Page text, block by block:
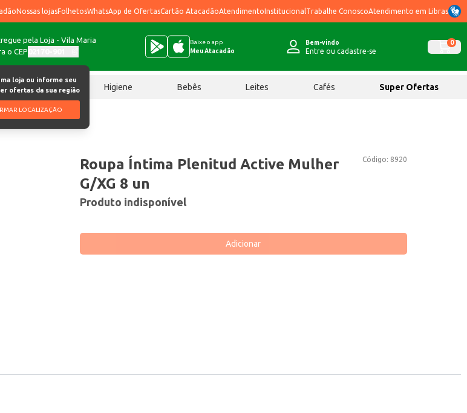
Nossas lojasFolhetosWhatsApp de OfertasCartão AtacadãoAtendimentoInstitucional Trabalhe ConoscoAtendimento em Libras
pela Loja - Vila Maria
o CEP
loja ou informe seu
ofertas da sua região
LOCALIZAÇÃO
Baixe o app
Meu Atacadão
Bem-vindo
Entre ou cadastre-se
0
Chocolates Higiene Bebês Leites Cafés Super Ofertas
G/XG 8 un
Código: 8920
Roupa Íntima Plenitud Active Mulher
G/XG 8 un
Produto indisponível
Adicionar